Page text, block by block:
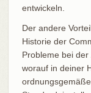
entwickeln.
Der andere
Historie der
Probleme bei
worauf in deiner